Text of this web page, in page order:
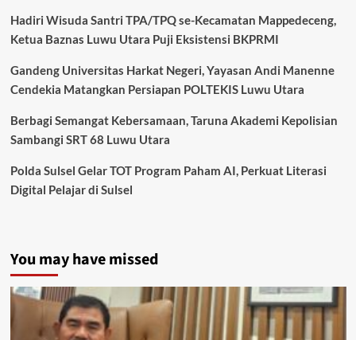
Hadiri Wisuda Santri TPA/TPQ se-Kecamatan Mappedeceng,
Ketua Baznas Luwu Utara Puji Eksistensi BKPRMI
Gandeng Universitas Harkat Negeri, Yayasan Andi Manenne
Cendekia Matangkan Persiapan POLTEKIS Luwu Utara
Berbagi Semangat Kebersamaan, Taruna Akademi Kepolisian
Sambangi SRT 68 Luwu Utara
Polda Sulsel Gelar TOT Program Paham AI, Perkuat Literasi
Digital Pelajar di Sulsel
You may have missed